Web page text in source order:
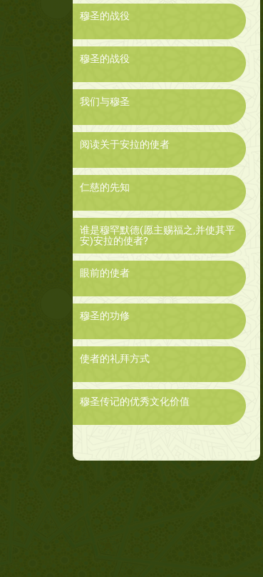
穆圣的战役
穆圣的战役
我们与穆圣
阅读关于安拉的使者
仁慈的先知
谁是穆罕默德(愿主赐福之,并使其平
安)安拉的使者?
眼前的使者
穆圣的功修
使者的礼拜方式
穆圣传记的优秀文化价值